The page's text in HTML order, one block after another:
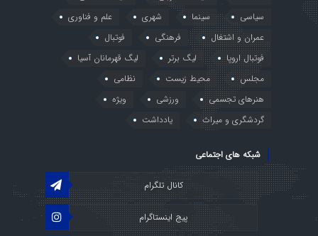
سیاسی
سینما شهری
علم و فناوری
عمران و اشتغال
فرهنگی
فوتبال
فوتبال اروپا
لیگ برتر
لیگ قهرمانان آسیا
مجلس
محیط زیست
نظامی
هنرهای تجسمی
ورزشی
ویژه
گردشگری و میراث
یادداشت
شبکه های اجتماعی
کانال تلگرام
پیج اینستاگرام